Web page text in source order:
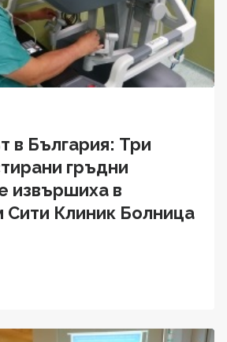
в България: Три
гръдни
извършиха в
Клиник Болница